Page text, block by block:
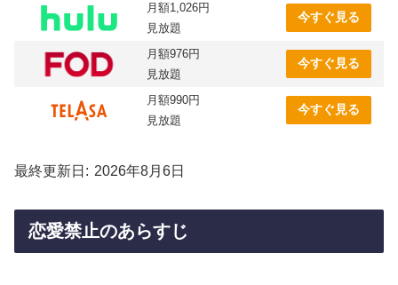
月額1,026円
見放題
今すぐ見る
月額976円
見放題
今すぐ見る
月額990円
見放題
今すぐ見る
最終更新日 2026年8月6日
恋愛禁止のあらすじ